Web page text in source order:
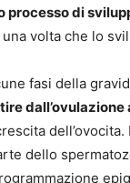
processo di
volta che lo
fasi della
dello